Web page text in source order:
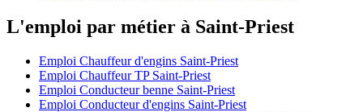
L'emploi par métier à Saint-Priest
Emploi Chauffeur d'engins Saint-Priest
Emploi Chauffeur TP Saint-Priest
Emploi Conducteur benne Saint-Priest
Emploi Conducteur d'engins Saint-Priest